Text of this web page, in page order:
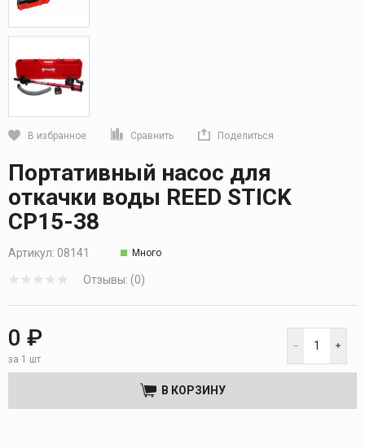
В избранное Сравнить Поделиться
Кликните, чтобы скопировать прямую ссылку
Портативный насос для
откачки воды REED STICK
СР15-38
Артикул: 08141 Много
Отзывы: (0)
0 ₽
за 1 шт
В КОРЗИНУ